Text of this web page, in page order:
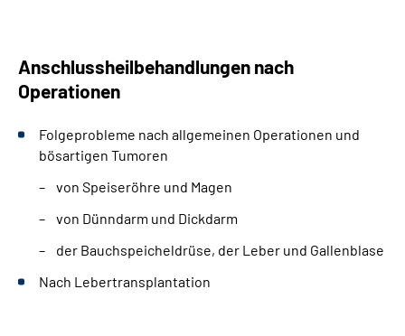
Anschlussheilbehandlungen nach
Operationen
Folgeprobleme nach allgemeinen Operationen und
bösartigen Tumoren
von Speiseröhre und Magen
von Dünndarm und Dickdarm
der Bauchspeicheldrüse, der Leber und Gallenblase
Nach Lebertransplantation